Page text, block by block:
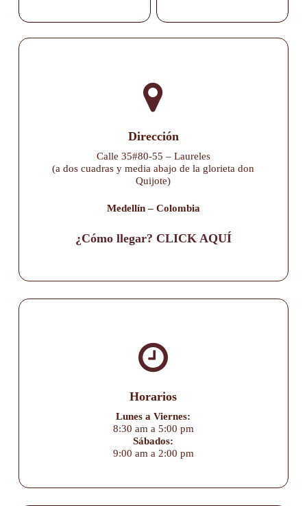
Dirección
Calle 35#80-55 – Laureles
(a dos cuadras y media abajo de la glorieta don
Quijote)
Medellín – Colombia
¿Cómo llegar? CLICK AQUÍ
Horarios
Lunes a Viernes:
8:30 am a 5:00 pm
Sábados:
9:00 am a 2:00 pm